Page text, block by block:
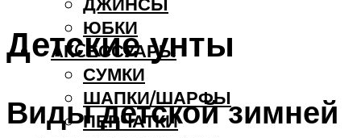
ЮБКИ
АКCЕССУАРЫ
СУМКИ
ШАПКИ/ШАРФЫ
ПЕРЧАТКИ
Детские унты
Виды детской зимней